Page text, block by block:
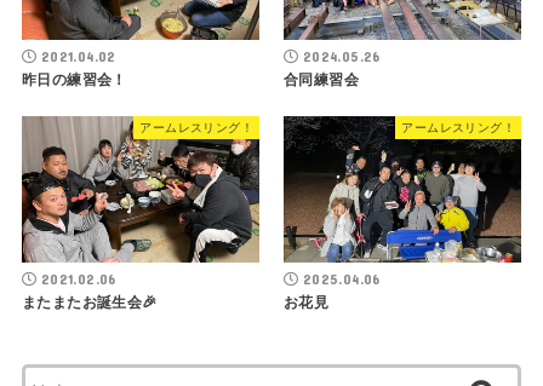
2021.04.02
昨日の練習会！
2024.05.26
合同練習会
アームレスリング！
2021.02.06
またまたお誕生会🎉
アームレスリング！
2025.04.06
お花見